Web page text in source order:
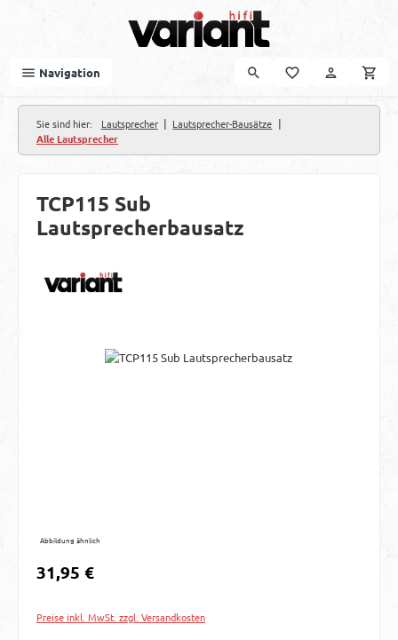
Navigation
Sie sind hier: Lautsprecher | Lautsprecher-Bausätze |
Alle Lautsprecher
TCP115 Sub
Lautsprecherbausatz
Bildergalerie überspringen
Abbildung ähnlich
Regulärer Preis:
31,95 €
Preise inkl. MwSt. zzgl. Versandkosten